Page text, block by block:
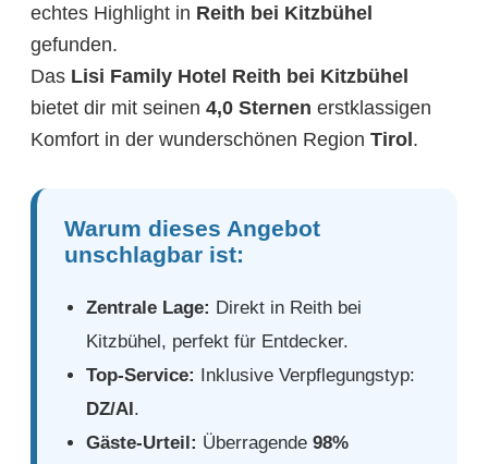
echtes Highlight in Reith bei Kitzbühel
gefunden.
Das Lisi Family Hotel Reith bei Kitzbühel
bietet dir mit seinen 4,0 Sternen erstklassigen
Komfort in der wunderschönen Region Tirol.
Warum dieses Angebot
unschlagbar ist:
Zentrale Lage: Direkt in Reith bei
Kitzbühel, perfekt für Entdecker.
Top-Service: Inklusive Verpflegungstyp:
DZ/AI.
Gäste-Urteil: Überragende 98%